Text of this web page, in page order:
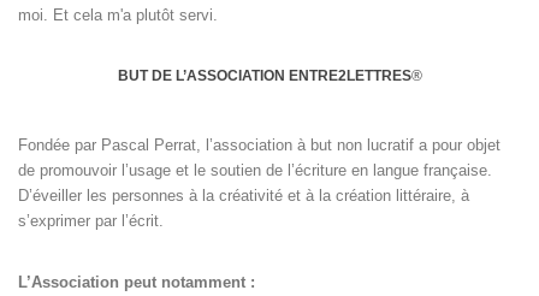
moi. Et cela m'a plutôt servi.
BUT DE L’ASSOCIATION ENTRE2LETTRES®
Fondée par Pascal Perrat, l’association à but non lucratif a pour objet
de promouvoir l’usage et le soutien de l’écriture en langue française.
D’éveiller les personnes à la créativité et à la création littéraire, à
s’exprimer par l’écrit.
L’Association peut notamment :